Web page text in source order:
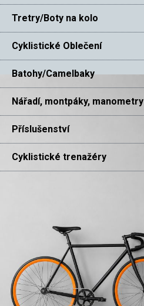
Tretry/Boty na kolo
Cyklistické Oblečení
Batohy/Camelbaky
Nářadí, montpáky, manometry
Příslušenství
Cyklistické trenažéry